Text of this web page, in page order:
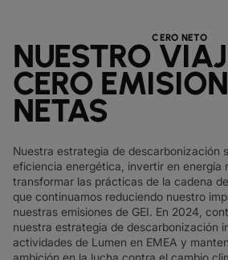
CERO NETO
NUESTRO
CERO
NETAS
Nuestra estrategia de descarbonización
eficiencia energética, invertir en energía
transformar las prácticas de la cadena
que continuamos reduciendo nuestro
nuestras emisiones de GEI. En 2024,
nuestra estrategia de descarbonización
actividades de Lumen en EMEA y
ambición en la lucha contra el cambio